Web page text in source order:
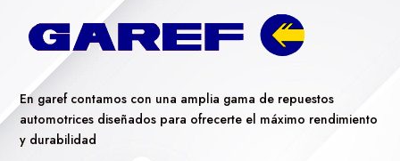
En garef contamos con una amplia gama de repuestos
automotrices diseñados para ofrecerte el máximo rendimiento
y durabilidad